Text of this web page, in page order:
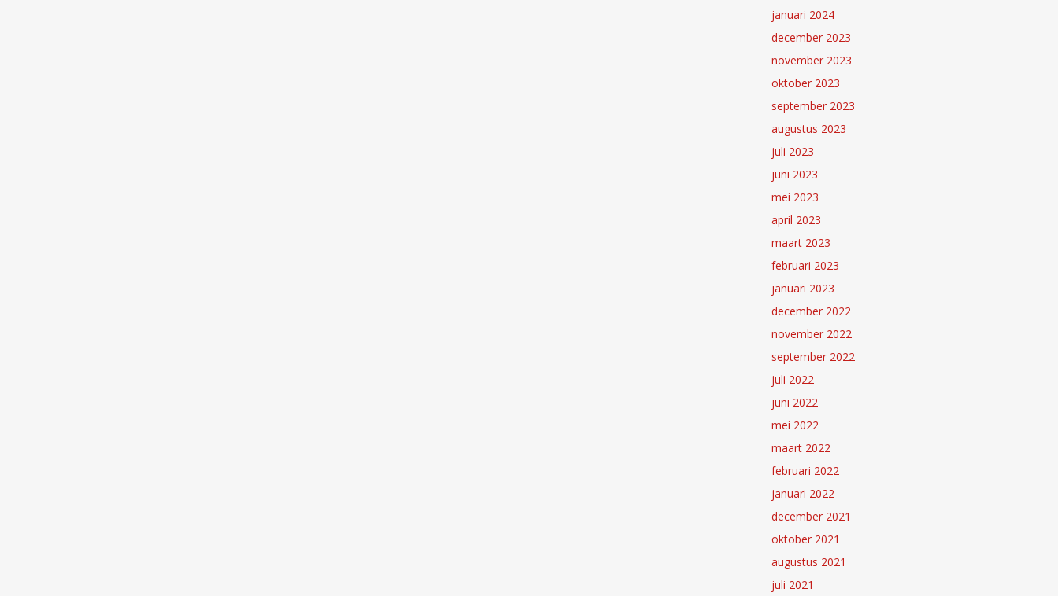
januari 2024
december 2023
november 2023
oktober 2023
september 2023
augustus 2023
juli 2023
juni 2023
mei 2023
april 2023
maart 2023
februari 2023
januari 2023
december 2022
november 2022
september 2022
juli 2022
juni 2022
mei 2022
maart 2022
februari 2022
januari 2022
december 2021
oktober 2021
augustus 2021
juli 2021